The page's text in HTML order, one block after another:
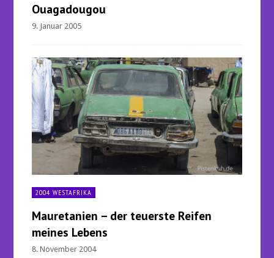
Ouagadougou
9. Januar 2005
2004 WESTAFRIKA
Mauretanien – der teuerste Reifen
meines Lebens
8. November 2004